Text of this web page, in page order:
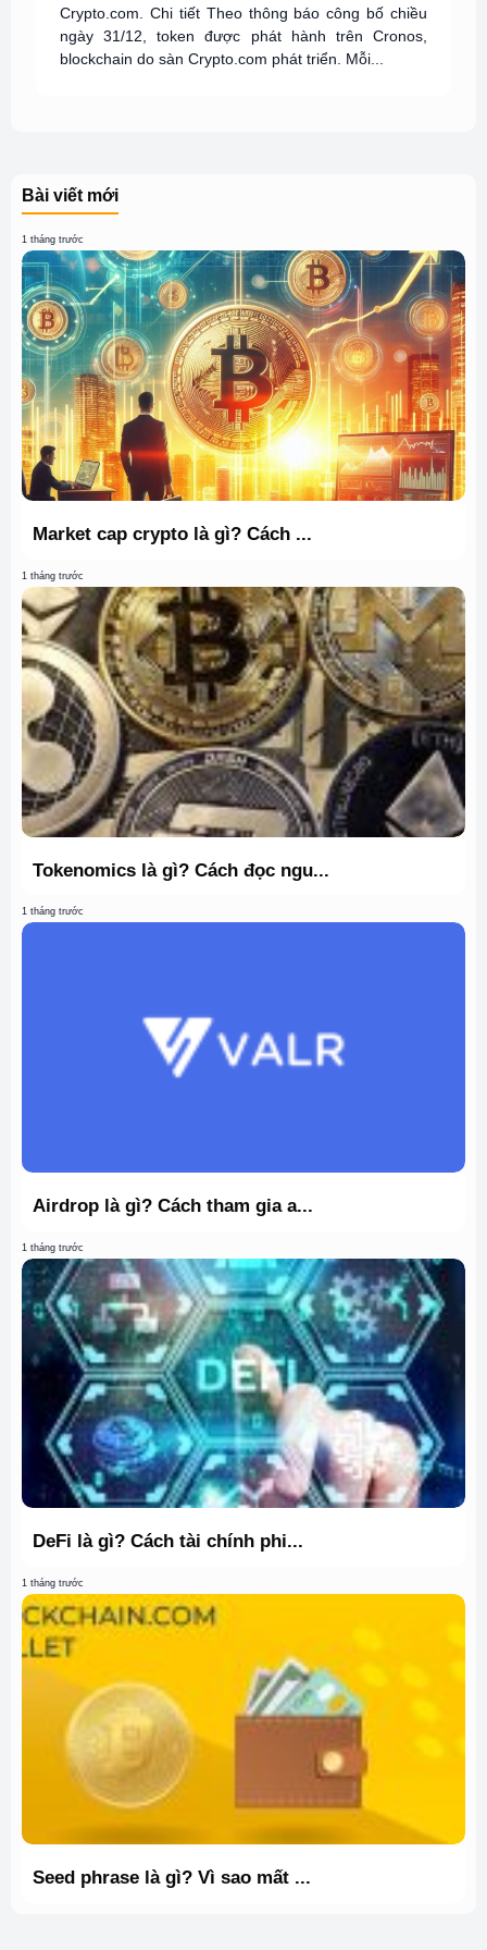
Crypto.com. Chi tiết Theo thông báo công bố chiều
ngày 31/12, token được phát hành trên Cronos,
blockchain do sàn Crypto.com phát triển. Mỗi...
Bài viết mới
1 tháng trước
Market cap crypto là gì? Cách ...
1 tháng trước
Tokenomics là gì? Cách đọc ngu...
1 tháng trước
Airdrop là gì? Cách tham gia a...
1 tháng trước
DeFi là gì? Cách tài chính phi...
1 tháng trước
Seed phrase là gì? Vì sao mất ...